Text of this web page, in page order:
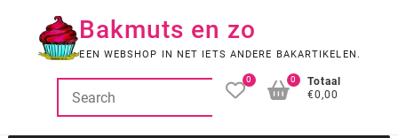
Bakmuts en zo
EEN WEBSHOP IN NET IETS ANDERE BAKARTIKELEN.
0
Totaal
€0,00
0